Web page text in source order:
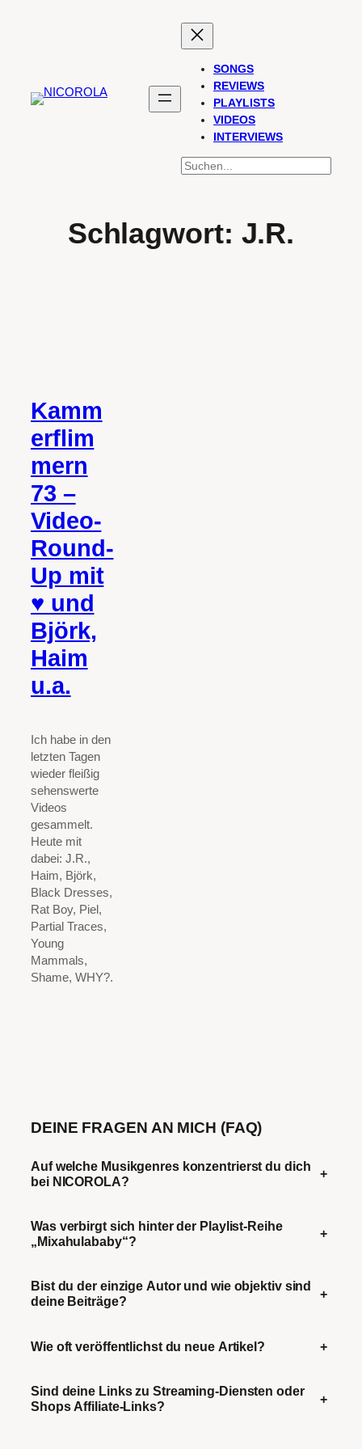
SONGS
REVIEWS
PLAYLISTS
VIDEOS
INTERVIEWS
SUCHEN
Schlagwort: J.R.
Kamm
erflim
mern
73 –
Video-
Round-
Up mit
♥ und
Björk,
Haim
u.a.
Ich habe in den
letzten Tagen
wieder fleißig
sehenswerte
Videos
gesammelt.
Heute mit
dabei: J.R.,
Haim, Björk,
Black Dresses,
Rat Boy, Piel,
Partial Traces,
Young
Mammals,
Shame, WHY?.
DEINE FRAGEN AN MICH (FAQ)
Auf welche Musikgenres konzentrierst du dich
bei NICOROLA?
+
Was verbirgt sich hinter der Playlist-Reihe
„Mixahulababy“?
+
Bist du der einzige Autor und wie objektiv sind
deine Beiträge?
+
Wie oft veröffentlichst du neue Artikel? +
Sind deine Links zu Streaming-Diensten oder
Shops Affiliate-Links?
+